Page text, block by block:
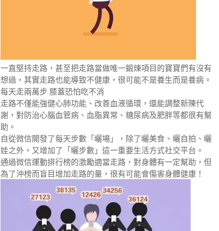
一直堅持走路，甚至把走路當做唯一鍛煉項目的寶寶們有沒有
想過，其實走路也能導致不健康，很可能不是養生而是養病。
每天走兩萬步 膝蓋恐怕吃不消
走路不僅能強健心肺功能、改善血液循環，還能調整新陳代
謝，對防治心腦血管病、血脂異常、糖尿病及肥胖等都很有幫
助。
自從微信開發了每天步數「曬場」，除了曬美食、曬自拍、曬
娃之外，又增加了「曬步數」這一重要生活方式社交平台。
通過微信運動排行榜的激勵適當走路，對身體有一定幫助，但
為了沖榜而盲目增加走路的量，很有可能會傷害身體健康！